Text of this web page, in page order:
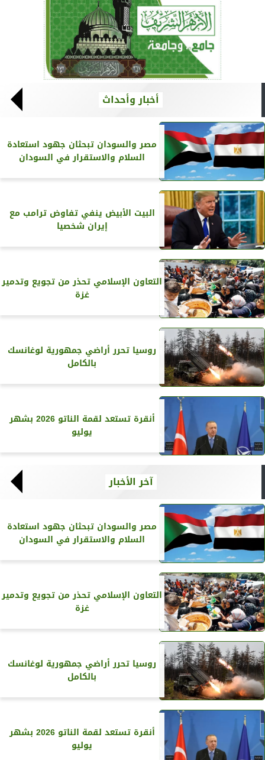
أخبار وأحداث
مصر والسودان تبحثان جهود استعادة
السلام والاستقرار في السودان
البيت الأبيض ينفي تفاوض ترامب مع
إيران شخصيا
التعاون الإسلامي تحذر من تجويع وتدمير
غزة
روسيا تحرر أراضي جمهورية لوغانسك
بالكامل
أنقرة تستعد لقمة الناتو 2026 بشهر
يوليو
آخر الأخبار
مصر والسودان تبحثان جهود استعادة
السلام والاستقرار في السودان
التعاون الإسلامي تحذر من تجويع وتدمير
غزة
روسيا تحرر أراضي جمهورية لوغانسك
بالكامل
أنقرة تستعد لقمة الناتو 2026 بشهر
يوليو